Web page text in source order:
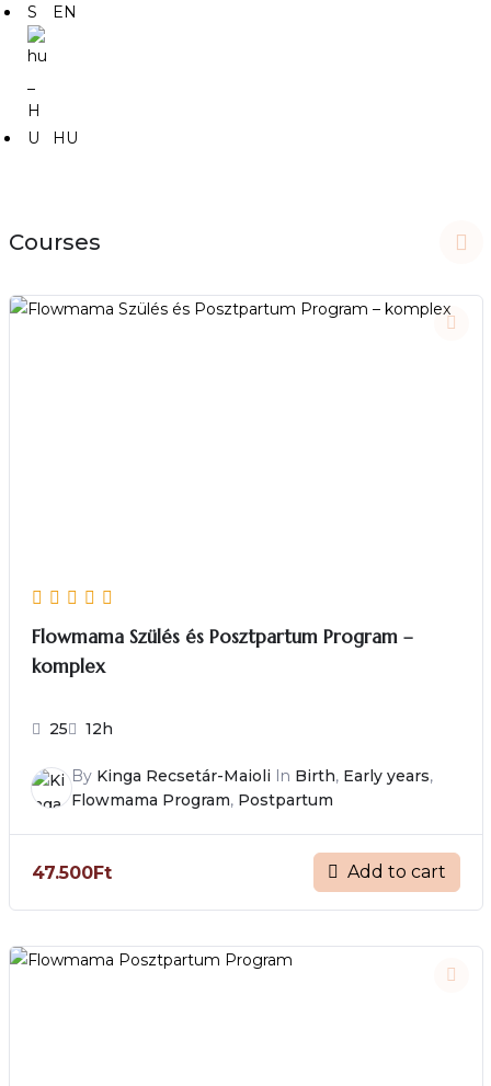
EN
HU
Courses
Flowmama Szülés és Posztpartum Program –
komplex
25 12h
By Kinga Recsetár-Maioli In Birth, Early years,
Flowmama Program, Postpartum
47.500Ft Add to cart